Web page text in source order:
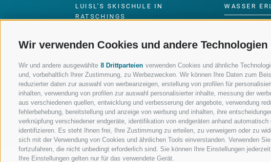
Wir verwenden Cookies und andere Technologien
Wir und andere ausgewählte 8 Drittparteien verwenden Cookies und ähnliche
und, vorbehaltlich Ihrer Zustimmung, zu Werbezwecken. Wir können Ihre Daten zum
reduzierter daten zur auswahl von werbeanzeigen, erstellung von profilen für
inhalten, verwendung von profilen zur auswahl personalisierter inhalte, messung der
aus verschiedenen quellen, entwicklung und verbesserung der angebote, verwendung
fehlerbehebung, bereitstellung und anzeige von werbung und inhalten, ihre
verknüpfung verschiedener endgeräte, identifikation von endgeräten anhand
identifizieren. Es steht Ihnen frei, Ihre Zustimmung zu erteilen, zu verweigern oder zu
sich mit der Verwendung von Cookies und ähnlichen Tools einverstanden. Verwenden
fortzufahren, die nicht unbedingt erforderlich sind. Sie können Ihre Einstellungen
Ihre Einstellungen gelten nur für das verwendete Gerät.
LUISL'S SKISCHULE IN
RATSCHINGS
WASSER
FOLGE UNS AUF SOCIAL MEDIA